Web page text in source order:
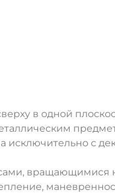
в одной
исключительно с
вращающимися